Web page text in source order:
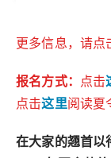
更多信息，请点
报名方式： 点击
点击这里阅读夏
在大家的翘首以